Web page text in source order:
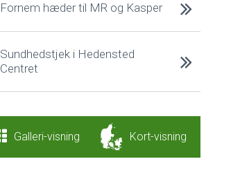
Fornem hæder til MR og Kasper
Sundhedstjek i Hedensted
Centret
Galleri-visning Kort-visning